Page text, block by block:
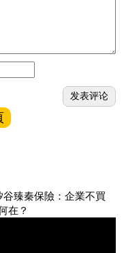
谷臻秦保險：企業不買
在？